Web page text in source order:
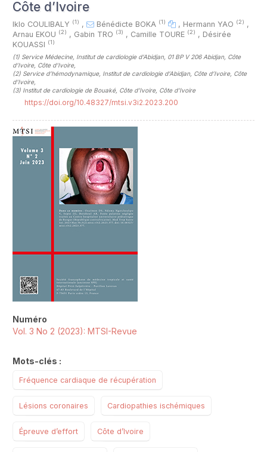
Côte d’Ivoire
Iklo COULIBALY (1) , Bénédicte BOKA (1) , Hermann YAO (2) ,
Arnau EKOU (2) , Gabin TRO (3) , Camille TOURE (2) , Désirée
KOUASSI (1)
(1) Service Médecine, Institut de cardiologie d’Abidjan, 01 BP V 206 Abidjan, Côte
d’Ivoire, Côte d'Ivoire,
(2) Service d’hémodynamique, Institut de cardiologie d’Abidjan, Côte d’Ivoire, Côte
d'Ivoire,
(3) Institut de cardiologie de Bouaké, Côte d’Ivoire, Côte d'Ivoire
https://doi.org/10.48327/mtsi.v3i2.2023.200
Numéro
Vol. 3 No 2 (2023): MTSI-Revue
Mots-clés :
Fréquence cardiaque de récupération
Lésions coronaires Cardiopathies ischémiques
Épreuve d’effort Côte d’Ivoire